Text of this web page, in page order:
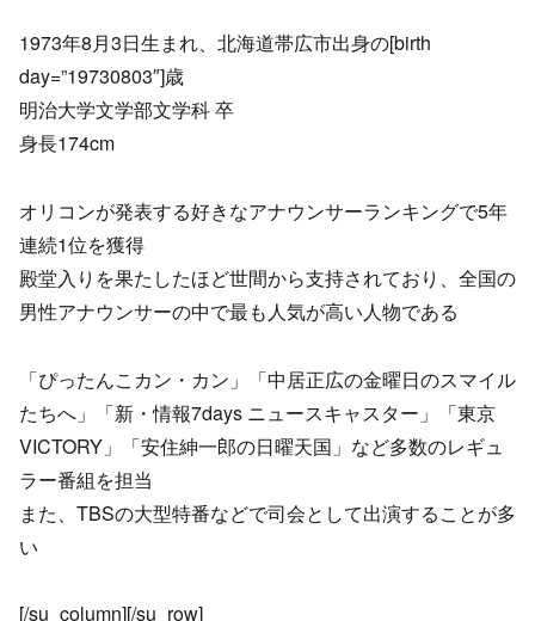
1973年8月3日生まれ、北海道帯広市出身の[birth
day=”19730803″]歳
明治大学文学部文学科 卒
身長174cm
オリコンが発表する好きなアナウンサーランキングで5年
連続1位を獲得
殿堂入りを果たしたほど世間から支持されており、全国の
男性アナウンサーの中で最も人気が高い人物である
「ぴったんこカン・カン」「中居正広の金曜日のスマイル
たちへ」「新・情報7days ニュースキャスター」「東京
VICTORY」「安住紳一郎の日曜天国」など多数のレギュ
ラー番組を担当
また、TBSの大型特番などで司会として出演することが多
い
[/su_column][/su_row]